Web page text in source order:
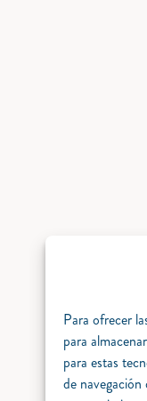
Para ofrecer
para
para estas
de